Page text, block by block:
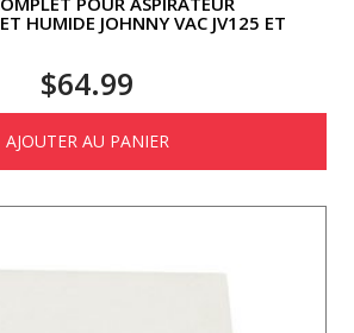
HUMIDE JOHNNY VAC JV125 ET
$64.99
AJOUTER AU PANIER